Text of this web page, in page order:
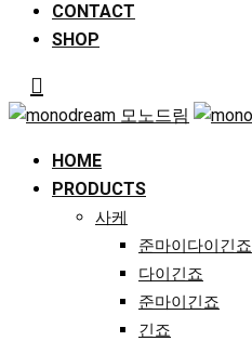
CONTACT
SHOP
HOME
PRODUCTS
사케
준마이다이긴죠
다이긴죠
준마이긴죠
긴죠